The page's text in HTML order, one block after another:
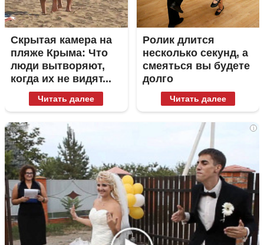
Скрытая камера на
пляже Крыма: Что
люди вытворяют,
когда их не видят...
Читать далее
Ролик длится
несколько секунд, а
смеяться вы будете
долго
Читать далее
i